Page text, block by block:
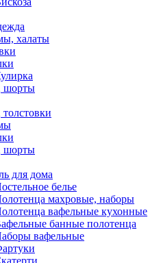
халаты
шорты
шорты
для дома
белье
махровые, наборы
вафельные кухонные
банные полотенца
вафельные